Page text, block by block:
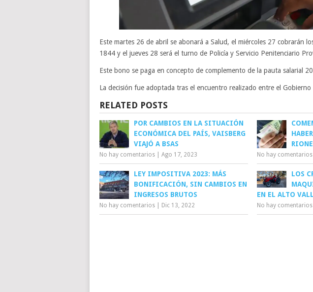
Este martes 26 de abril se abonará a Salud, el miércoles 27 cobrarán
1844 y el jueves 28 será el turno de Policía y Servicio Penitenciario
Este bono se paga en concepto de complemento de la pauta salarial
La decisión fue adoptada tras el encuentro realizado entre el
RELATED POSTS
POR CAMBIOS EN LA SITUACIÓN
ECONÓMICA DEL PAÍS, VAISBERG
VIAJÓ A BSAS
No hay comentarios Ago 17, 2023 No hay comentarios
LEY IMPOSITIVA 2023: MÁS
BONIFICACIÓN, SIN CAMBIOS EN
INGRESOS BRUTOS
No hay comentarios Dic 13, 2022
LOS
EN EL ALTO
No hay comentarios